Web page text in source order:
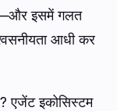
इसमें गलत
आधी कर
एजेंट इकोसिस्टम